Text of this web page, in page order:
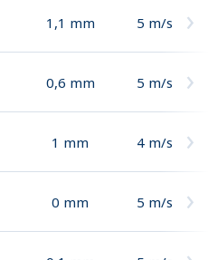
1,1 mm 5 m/s
0,6 mm 5 m/s
1 mm 4 m/s
0 mm 5 m/s